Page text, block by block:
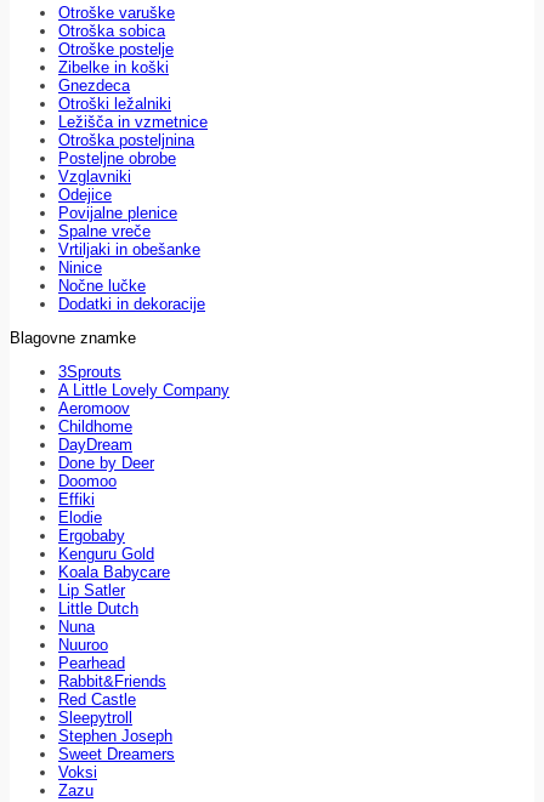
Otroške varuške
Otroška sobica
Otroške postelje
Zibelke in koški
Gnezdeca
Otroški ležalniki
Ležišča in vzmetnice
Otroška posteljnina
Posteljne obrobe
Vzglavniki
Odejice
Povijalne plenice
Spalne vreče
Vrtiljaki in obešanke
Ninice
Nočne lučke
Dodatki in dekoracije
Blagovne znamke
3Sprouts
A Little Lovely Company
Aeromoov
Childhome
DayDream
Done by Deer
Doomoo
Effiki
Elodie
Ergobaby
Kenguru Gold
Koala Babycare
Lip Satler
Little Dutch
Nuna
Nuuroo
Pearhead
Rabbit&Friends
Red Castle
Sleepytroll
Stephen Joseph
Sweet Dreamers
Voksi
Zazu